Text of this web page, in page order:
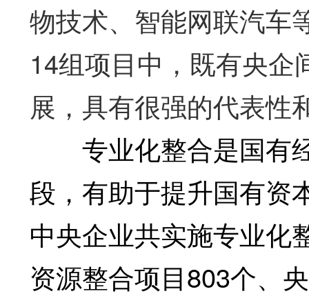
物技术、智能网联汽车
14组项目中，既有央
展，具有很强的代表性
专业化整合是国有
段，有助于提升国有资
中央企业共实施专业化
资源整合项目803个、